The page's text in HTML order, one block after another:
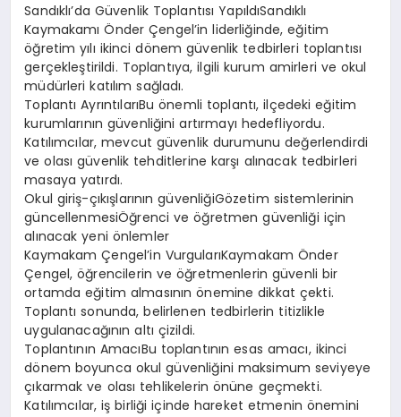
Sandıklı’da Güvenlik Toplantısı YapıldıSandıklı
Kaymakamı Önder Çengel’in liderliğinde, eğitim
öğretim yılı ikinci dönem güvenlik tedbirleri toplantısı
gerçekleştirildi. Toplantıya, ilgili kurum amirleri ve okul
müdürleri katılım sağladı.
Toplantı AyrıntılarıBu önemli toplantı, ilçedeki eğitim
kurumlarının güvenliğini artırmayı hedefliyordu.
Katılımcılar, mevcut güvenlik durumunu değerlendirdi
ve olası güvenlik tehditlerine karşı alınacak tedbirleri
masaya yatırdı.
Okul giriş-çıkışlarının güvenliğiGözetim sistemlerinin
güncellenmesiÖğrenci ve öğretmen güvenliği için
alınacak yeni önlemler
Kaymakam Çengel’in VurgularıKaymakam Önder
Çengel, öğrencilerin ve öğretmenlerin güvenli bir
ortamda eğitim almasının önemine dikkat çekti.
Toplantı sonunda, belirlenen tedbirlerin titizlikle
uygulanacağının altı çizildi.
Toplantının AmacıBu toplantının esas amacı, ikinci
dönem boyunca okul güvenliğini maksimum seviyeye
çıkarmak ve olası tehlikelerin önüne geçmekti.
Katılımcılar, iş birliği içinde hareket etmenin önemini